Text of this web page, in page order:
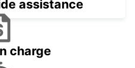
assistance
charge